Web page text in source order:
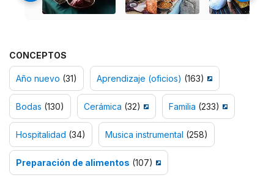
CONCEPTOS
Año nuevo (31) Aprendizaje (oficios) (163)
Bodas (130) Cerámica (32) Familia (233)
Hospitalidad (34) Musica instrumental (258)
Preparación de alimentos (107)